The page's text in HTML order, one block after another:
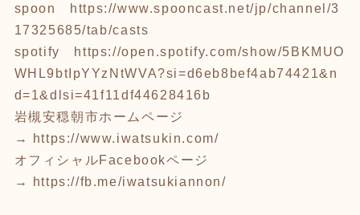
spoon
https://www.spooncast.net/jp/channel/3
17325685/tab/casts
spotify https://open.spotify.com/show/5BKMUO
WHL9btIpYYzNtWVA?si=d6eb8bef4ab74421&n
d=1&dlsi=41f11df44628416b
岩槻安穏朝市ホームページ
→
https://www.iwatsukin.com/
オフィシャルFacebookページ
→
https://fb.me/iwatsukiannon/